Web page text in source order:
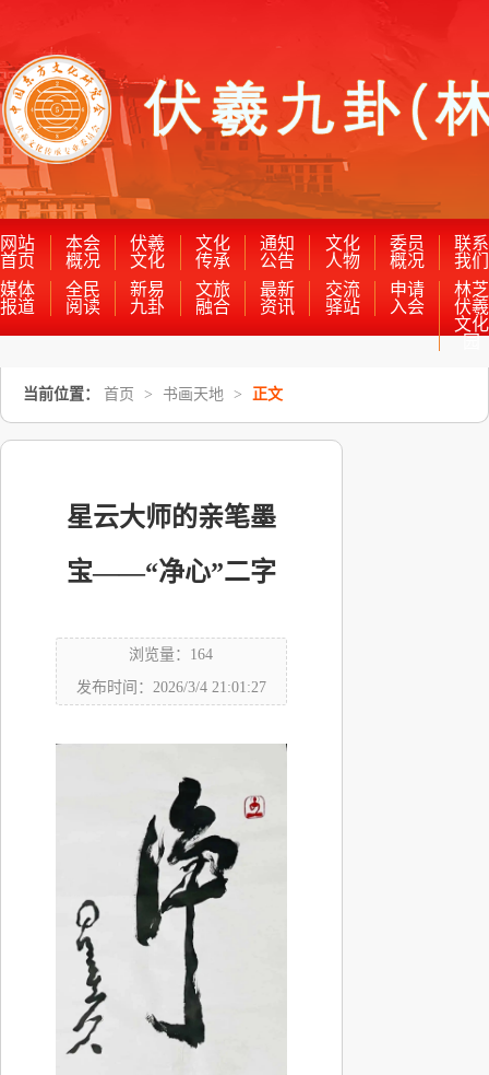
网站
首页
本会
概况
伏羲
文化
文化
传承
通知
公告
文化
人物
委员
概况
联系
我们
媒体
报道
全民
阅读
新易
九卦
文旅
融合
最新
资讯
交流
驿站
申请
入会
林芝
伏羲
文化
园
当前位置： 首页 > 书画天地 > 正文
星云大师的亲笔墨
宝——“净心”二字
浏览量：164
发布时间：2026/3/4 21:01:27